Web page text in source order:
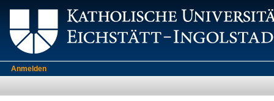
Anmelden